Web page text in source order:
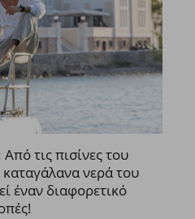
τις πισίνες του
νερά του
έναν διαφορετικό